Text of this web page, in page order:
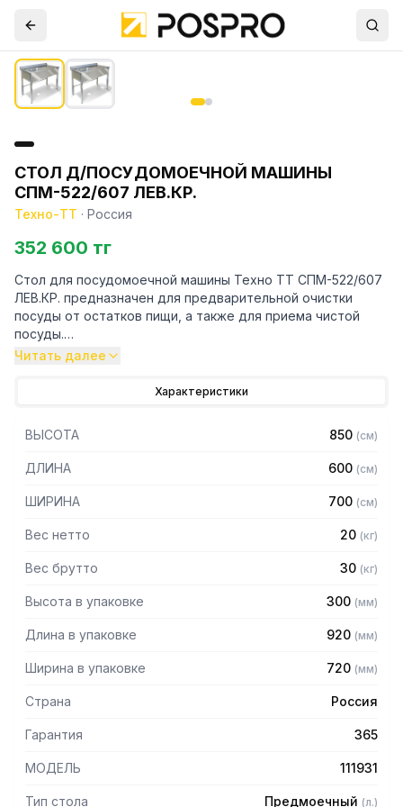
СТОЛ Д/ПОСУДОМОЕЧНОЙ МАШИНЫ
СПМ-522/607 ЛЕВ.КР.
Техно-ТТ · Россия
352 600 тг
Стол для посудомоечной машины Техно ТТ СПМ-522/607
ЛЕВ.КР. предназначен для предварительной очистки
посуды от остатков пищи, а также для приема чистой
посуды.
— Цельнотянутая емкость размером 370х430х180 мм из
нержавеющей стали марки AISI 304 толщиной 1 мм
— Столешница из нержавеющей стали марки AISI 304
толщиной 1,0 мм
стали марки AISI 304 толщиной 1,2 мм
AISI 304 толщиной 1,2 мм
— Регулируемые опоры
Читать далее
Характеристики
ВЫСОТА 850 (см)
ДЛИНА 600 (см)
ШИРИНА 700 (см)
Вес нетто 20 (кг)
Вес брутто 30 (кг)
Высота в упаковке 300 (мм)
Длина в упаковке 920 (мм)
Ширина в упаковке 720 (мм)
Страна Россия
Гарантия 365
МОДЕЛЬ 111931
Тип стола Предмоечный (л.)